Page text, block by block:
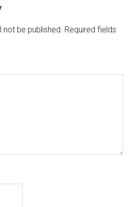
be published. Required fields